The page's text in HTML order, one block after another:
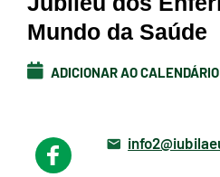
Mundo da Saúde
ADICIONAR AO CALENDÁRIO